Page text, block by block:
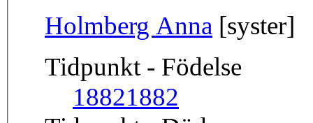
Holmberg Anna [syster]
Tidpunkt - Födelse
18821882